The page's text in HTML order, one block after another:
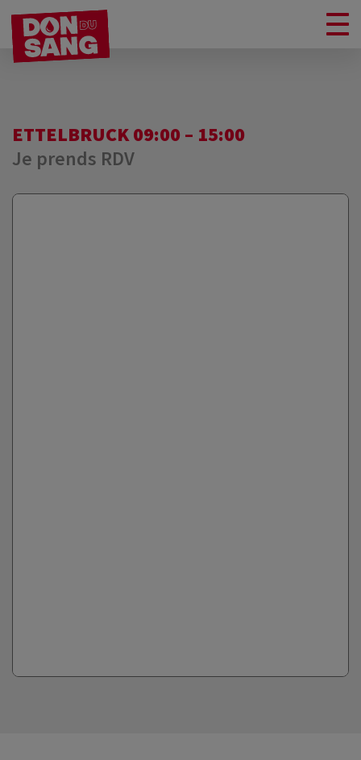
ETTELBRUCK 09:00 – 15:00
Je prends RDV